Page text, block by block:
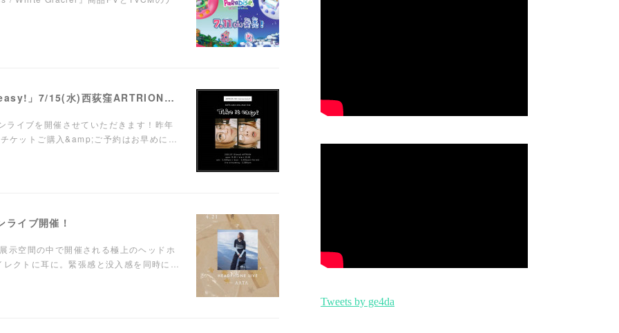
【LIVE】弾き語りワンマンライブ「Take it easy!」7/15(水)西荻窪ARTRIONにて開催！
イブを開催させていただきます！昨年
ケットご購入&amp;ご予約はお早めに…
イブ開催！
空間の中で開催される極上のヘッドホ
クトに耳に。緊張感と没入感を同時に…